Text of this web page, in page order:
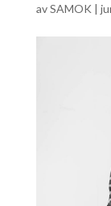
avSAMOK |